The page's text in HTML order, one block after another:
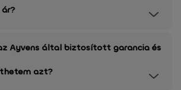
Ayvens által biztosított garancia és
azt?